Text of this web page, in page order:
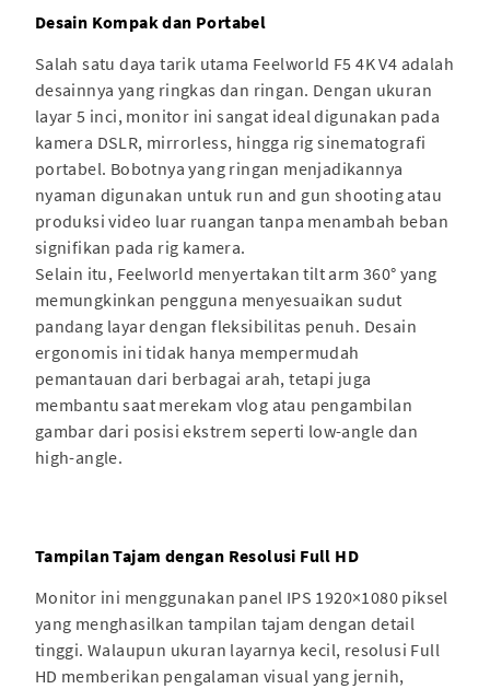
Desain Kompak dan Portabel
Salah satu daya tarik utama Feelworld F5 4K V4 adalah
desainnya yang ringkas dan ringan. Dengan ukuran
layar 5 inci, monitor ini sangat ideal digunakan pada
kamera DSLR, mirrorless, hingga rig sinematografi
portabel. Bobotnya yang ringan menjadikannya
nyaman digunakan untuk run and gun shooting atau
produksi video luar ruangan tanpa menambah beban
signifikan pada rig kamera.
Selain itu, Feelworld menyertakan tilt arm 360° yang
memungkinkan pengguna menyesuaikan sudut
pandang layar dengan fleksibilitas penuh. Desain
ergonomis ini tidak hanya mempermudah
pemantauan dari berbagai arah, tetapi juga
membantu saat merekam vlog atau pengambilan
gambar dari posisi ekstrem seperti low-angle dan
high-angle.
Tampilan Tajam dengan Resolusi Full HD
Monitor ini menggunakan panel IPS 1920×1080 piksel
yang menghasilkan tampilan tajam dengan detail
tinggi. Walaupun ukuran layarnya kecil, resolusi Full
HD memberikan pengalaman visual yang jernih,